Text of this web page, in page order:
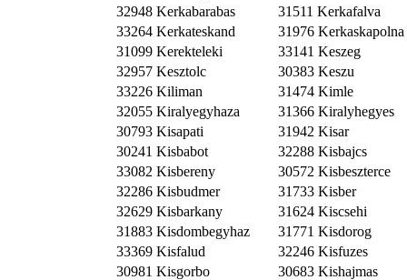
32948 Kerkabarabas
31511 Kerkafalva
33264 Kerkateskand
31976 Kerkaskapolna
31099 Kerekteleki
33141 Keszeg
32957 Kesztolc
30383 Keszu
33226 Kiliman
31474 Kimle
32055 Kiralyegyhaza
31366 Kiralyhegyes
30793 Kisapati
31942 Kisar
30241 Kisbabot
32288 Kisbajcs
33082 Kisbereny
30572 Kisbeszterce
32286 Kisbudmer
31733 Kisber
32629 Kisbarkany
31624 Kiscsehi
31883 Kisdombegyhaz
31771 Kisdorog
33369 Kisfalud
32246 Kisfuzes
30981 Kisgorbo
30683 Kishajmas